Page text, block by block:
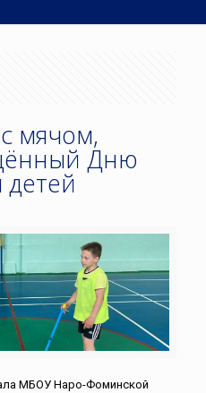
мячом,
Дню
МБОУ Наро-Фоминской